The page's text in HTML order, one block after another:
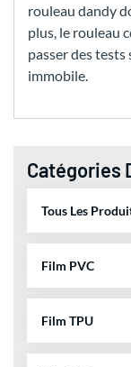
rouleau dandy
plus, le rouleau
passer des
immobile.
Catégories
Tous Les
Film PVC
Film TPU